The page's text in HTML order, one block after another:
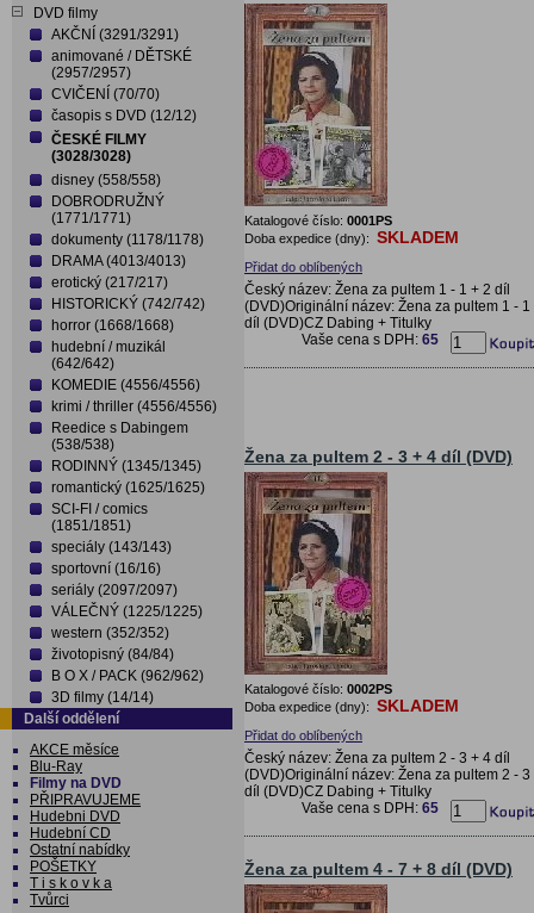
DVD filmy
AKČNÍ (3291/3291)
animované / DĚTSKÉ
(2957/2957)
CVIČENÍ (70/70)
časopis s DVD (12/12)
ČESKÉ FILMY
(3028/3028)
disney (558/558)
DOBRODRUŽNÝ
(1771/1771)
dokumenty (1178/1178)
DRAMA (4013/4013)
erotický (217/217)
HISTORICKÝ (742/742)
horror (1668/1668)
hudební / muzikál
(642/642)
KOMEDIE (4556/4556)
krimi / thriller (4556/4556)
Reedice s Dabingem
(538/538)
RODINNÝ (1345/1345)
romantický (1625/1625)
SCI-FI / comics
(1851/1851)
speciály (143/143)
sportovní (16/16)
seriály (2097/2097)
VÁLEČNÝ (1225/1225)
western (352/352)
životopisný (84/84)
B O X / PACK (962/962)
3D filmy (14/14)
Další oddělení
AKCE měsíce
Blu-Ray
Filmy na DVD
PŘIPRAVUJEME
Hudebni DVD
Hudební CD
Ostatní nabídky
POŠETKY
T i s k o v k a
Tvůrci
Katalogové číslo: 0001PS
Doba expedice (dny): SKLADEM
Přidat do oblíbených
Český název: Žena za pultem 1 - 1 + 2 díl
(DVD)Originální název: Žena za pultem 1 - 1
díl (DVD)CZ Dabing + Titulky
Vaše cena s DPH: 65
Žena za pultem 2 - 3 + 4 díl (DVD)
Katalogové číslo: 0002PS
Doba expedice (dny): SKLADEM
Přidat do oblíbených
Český název: Žena za pultem 2 - 3 + 4 díl
(DVD)Originální název: Žena za pultem 2 - 3
díl (DVD)CZ Dabing + Titulky
Vaše cena s DPH: 65
Žena za pultem 4 - 7 + 8 díl (DVD)